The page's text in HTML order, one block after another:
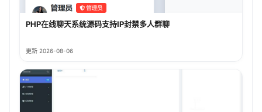
PHP在线聊天系统源码支持IP封禁多人群聊
更新 2026-08-06